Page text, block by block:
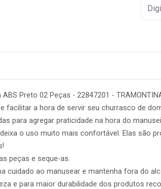
Preto 02 Peças - 22847201 -
facilitar a hora de servir seu churrasco de
para agregar praticidade na hora do
o uso muito mais confortável. Elas são
peças e seque-as.
cuidado ao manusear e mantenha fora do
e para maior durabilidade dos produtos